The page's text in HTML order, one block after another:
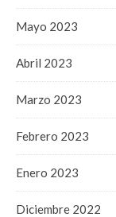
Mayo 2023
Abril 2023
Marzo 2023
Febrero 2023
Enero 2023
Diciembre 2022